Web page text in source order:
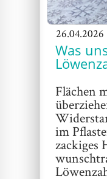
26.04.2026
Was
Flächen
im
zackiges